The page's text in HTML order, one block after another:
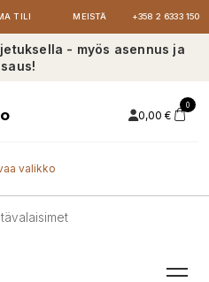
TILI MEISTÄ +358 2 6333 150
- myös asennus ja
0,00 €
0
valikko